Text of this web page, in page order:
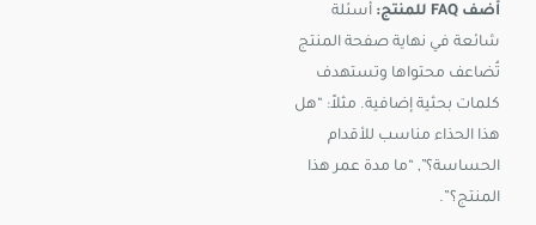
أضف FAQ للمنتج:
أسئلة
شائعة في نهاية صفحة المنتج
تُضاعف محتواها وتستهدف
كلمات بحثية إضافية. مثلاً: “هل
هذا الحذاء مناسب للأقدام
الحساسة؟”, “ما مدة عمر هذا
المنتج؟”.